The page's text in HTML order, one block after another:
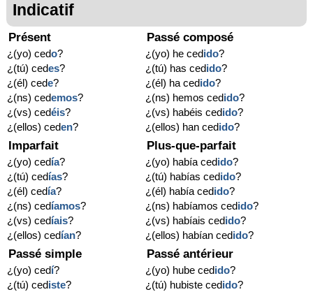
Indicatif
Présent
¿(yo) cedo?
¿(tú) cedes?
¿(él) cede?
¿(ns) cedemos?
¿(vs) cedéis?
¿(ellos) ceden?
Passé composé
¿(yo) he cedido?
¿(tú) has cedido?
¿(él) ha cedido?
¿(ns) hemos cedido?
¿(vs) habéis cedido?
¿(ellos) han cedido?
Imparfait
¿(yo) cedía?
¿(tú) cedías?
¿(él) cedía?
¿(ns) cedíamos?
¿(vs) cedíais?
¿(ellos) cedían?
Plus-que-parfait
¿(yo) había cedido?
¿(tú) habías cedido?
¿(él) había cedido?
¿(ns) habíamos cedido?
¿(vs) habíais cedido?
¿(ellos) habían cedido?
Passé simple
¿(yo) cedí?
¿(tú) cediste?
Passé antérieur
¿(yo) hube cedido?
¿(tú) hubiste cedido?